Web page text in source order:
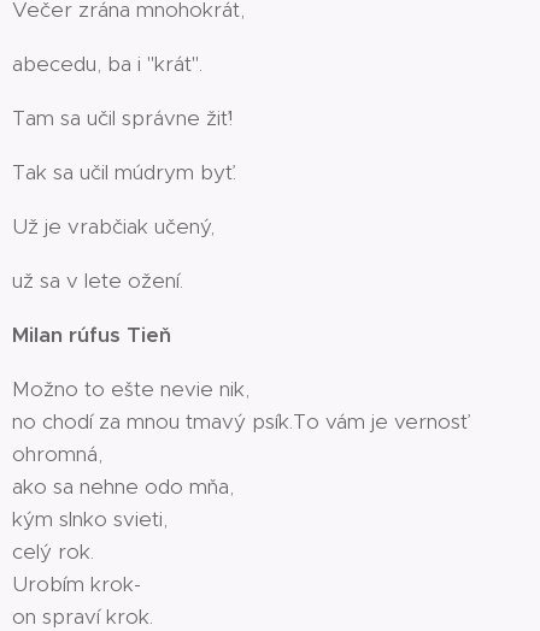
Večer zrána mnohokrát,
abecedu, ba i "krát".
Tam sa učil správne žiť!
Tak sa učil múdrym byť.
Už je vrabčiak učený,
už sa v lete ožení.
Milan rúfus Tieň
Možno to ešte nevie nik,
no chodí za mnou tmavý psík.To vám je vernosť
ohromná,
ako sa nehne odo mňa,
kým slnko svieti,
celý rok.
Urobím krok-
on spraví krok.